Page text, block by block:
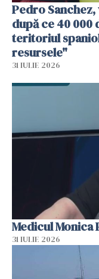
Pedro
după ce 40 000
teritoriul
resursele"
31 IULIE 2026
Medicul Monica
31 IULIE 2026